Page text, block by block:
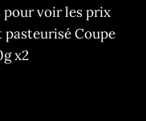
voir les prix
pasteurisé Coupe
x2